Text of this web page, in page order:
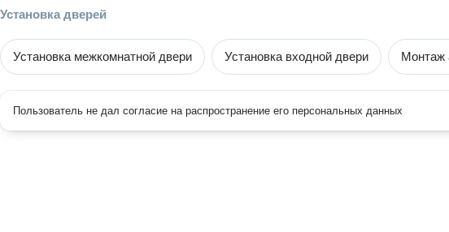
Установка дверей
Установка межкомнатной двери Установка входной двери Монтаж
Пользователь не дал согласие на распространение его персональных данных